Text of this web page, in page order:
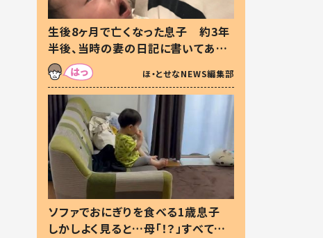
生後8ヶ月で亡くなった息子 約3年
半後、当時の妻の日記に書いてあっ
た本音とは
ほ・とせなNEWS編集部
ソファでおにぎりを食べる1歳息子
しかしよく見ると…母「！？」すべてを